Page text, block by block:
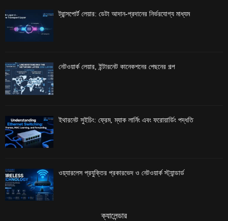
ট্রান্সপোর্ট লেয়ার: ডেটা আদান-প্রদানের নির্ভরযোগ্য মাধ্যম
নেটওয়ার্ক লেয়ার, ইন্টারনেট কানেকশনের পেছনের গল্প
ইথারনেট সুইচিং: ফ্রেম, ম্যাক লার্নিং এবং ফরোয়ার্ডিং পদ্ধতি
ওয়্যারলেস প্রযুক্তির প্রকারভেদ ও নেটওয়ার্ক স্ট্যান্ডার্ড
ক্যালেন্ডার